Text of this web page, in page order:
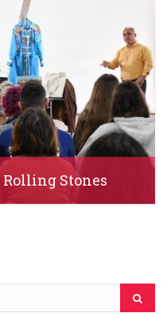
Rolling Stones